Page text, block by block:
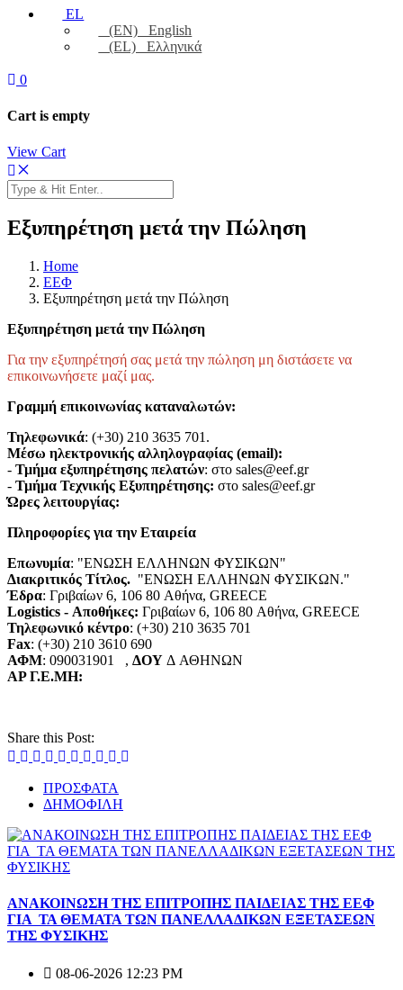
EL
(EN) English
(EL) Ελληνικά
0
Cart is empty
View Cart
Εξυπηρέτηση μετά την Πώληση
Home
EEΦ
Εξυπηρέτηση μετά την Πώληση
Εξυπηρέτηση μετά την Πώληση
Για την εξυπηρέτησή σας μετά την πώληση μη διστάσετε να
επικοινωνήσετε μαζί μας.
Γραμμή επικοινωνίας καταναλωτών:
Τηλεφωνικά: (+30) 210 3635 701.
Μέσω ηλεκτρονικής αλληλογραφίας (email):
- Τμήμα εξυπηρέτησης πελατών: στο sales@eef.gr
- Τμήμα Τεχνικής Εξυπηρέτησης: στο sales@eef.gr
Ώρες λειτουργίας:
Πληροφορίες για την Εταιρεία
Επωνυμία: "ΕΝΩΣΗ ΕΛΛΗΝΩΝ ΦΥΣΙΚΩΝ"
Διακριτικός Τίτλος. "ΕΝΩΣΗ ΕΛΛΗΝΩΝ ΦΥΣΙΚΩΝ."
Έδρα: Γριβαίων 6, 106 80 Αθήνα, GREECE
Logistics - Αποθήκες: Γριβαίων 6, 106 80 Αθήνα, GREECE
Τηλεφωνικό κέντρο: (+30) 210 3635 701
Fax: (+30) 210 3610 690
ΑΦΜ: 090031901 , ΔΟΥ Δ ΑΘΗΝΩΝ
ΑΡ Γ.Ε.ΜΗ:
Share this Post:
ΠΡΟΣΦΑΤΑ
ΔΗΜΟΦΙΛΗ
ΑΝΑΚΟΙΝΩΣΗ ΤΗΣ ΕΠΙΤΡΟΠΗΣ ΠΑΙΔΕΙΑΣ ΤΗΣ ΕΕΦ
ΓΙΑ ΤΑ ΘΕΜΑΤΑ ΤΩΝ ΠΑΝΕΛΛΑΔΙΚΩΝ ΕΞΕΤΑΣΕΩΝ
ΤΗΣ ΦΥΣΙΚΗΣ
08-06-2026 12:23 PM